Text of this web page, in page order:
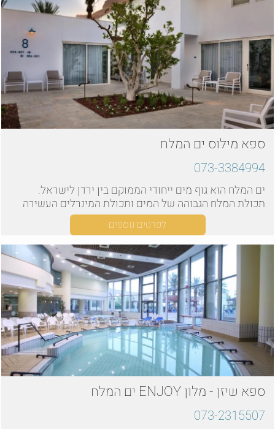
ספא מילוס ים המלח
073-3384994
ים המלח הוא גוף מים ייחודי הממוקם בין ירדן לישראל.
תכולת המלח הגבוהה של המים ותכולת המינרלים העשירה
של הבוץ שמסביב הפכו אותו ליעד פופולרי עבור חובבי
לפרטים נוספים
ספא שיזן - מלון ENJOY ים המלח
073-2315507